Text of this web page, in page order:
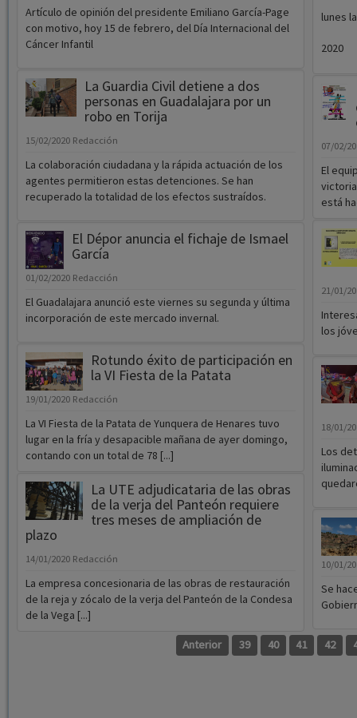
Artículo de opinión del presidente Emiliano García-Page
con motivo, hoy 15 de febrero, del Día Internacional del
Cáncer Infantil
La Guardia Civil detiene a dos
personas en Guadalajara por un
robo en Torija
15/02/2020 Redacción
La colaboración ciudadana y la rápida actuación de los
agentes permitieron estas detenciones. Se han
recuperado la totalidad de los efectos sustraídos.
El Dépor anuncia el fichaje de Ismael
García
01/02/2020 Redacción
El Guadalajara anunció este viernes su segunda y última
incorporación de este mercado invernal.
Rotundo éxito de participación en
la VI Fiesta de la Patata
19/01/2020 Redacción
La VI Fiesta de la Patata de Yunquera de Henares tuvo
lugar en la fría y desapacible mañana de ayer domingo,
contando con un total de 78 [...]
La UTE adjudicataria de las obras
de la verja del Panteón requiere
tres meses de ampliación de
plazo
14/01/2020 Redacción
La empresa concesionaria de las obras de restauración
de la reja y zócalo de la verja del Panteón de la Condesa
de la Vega [...]
lunes
2020
07/02/
El
está
21/01/
los
18/01/
Los
10/01/
Se
Anterior 39 40 41 42